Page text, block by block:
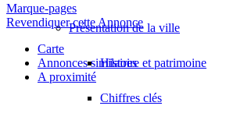
Présentation de la ville
Histoire et patrimoine
Chiffres clés
Marque-pages
Revendiquer cette Annonce
Carte
Annonces similaires
A proximité